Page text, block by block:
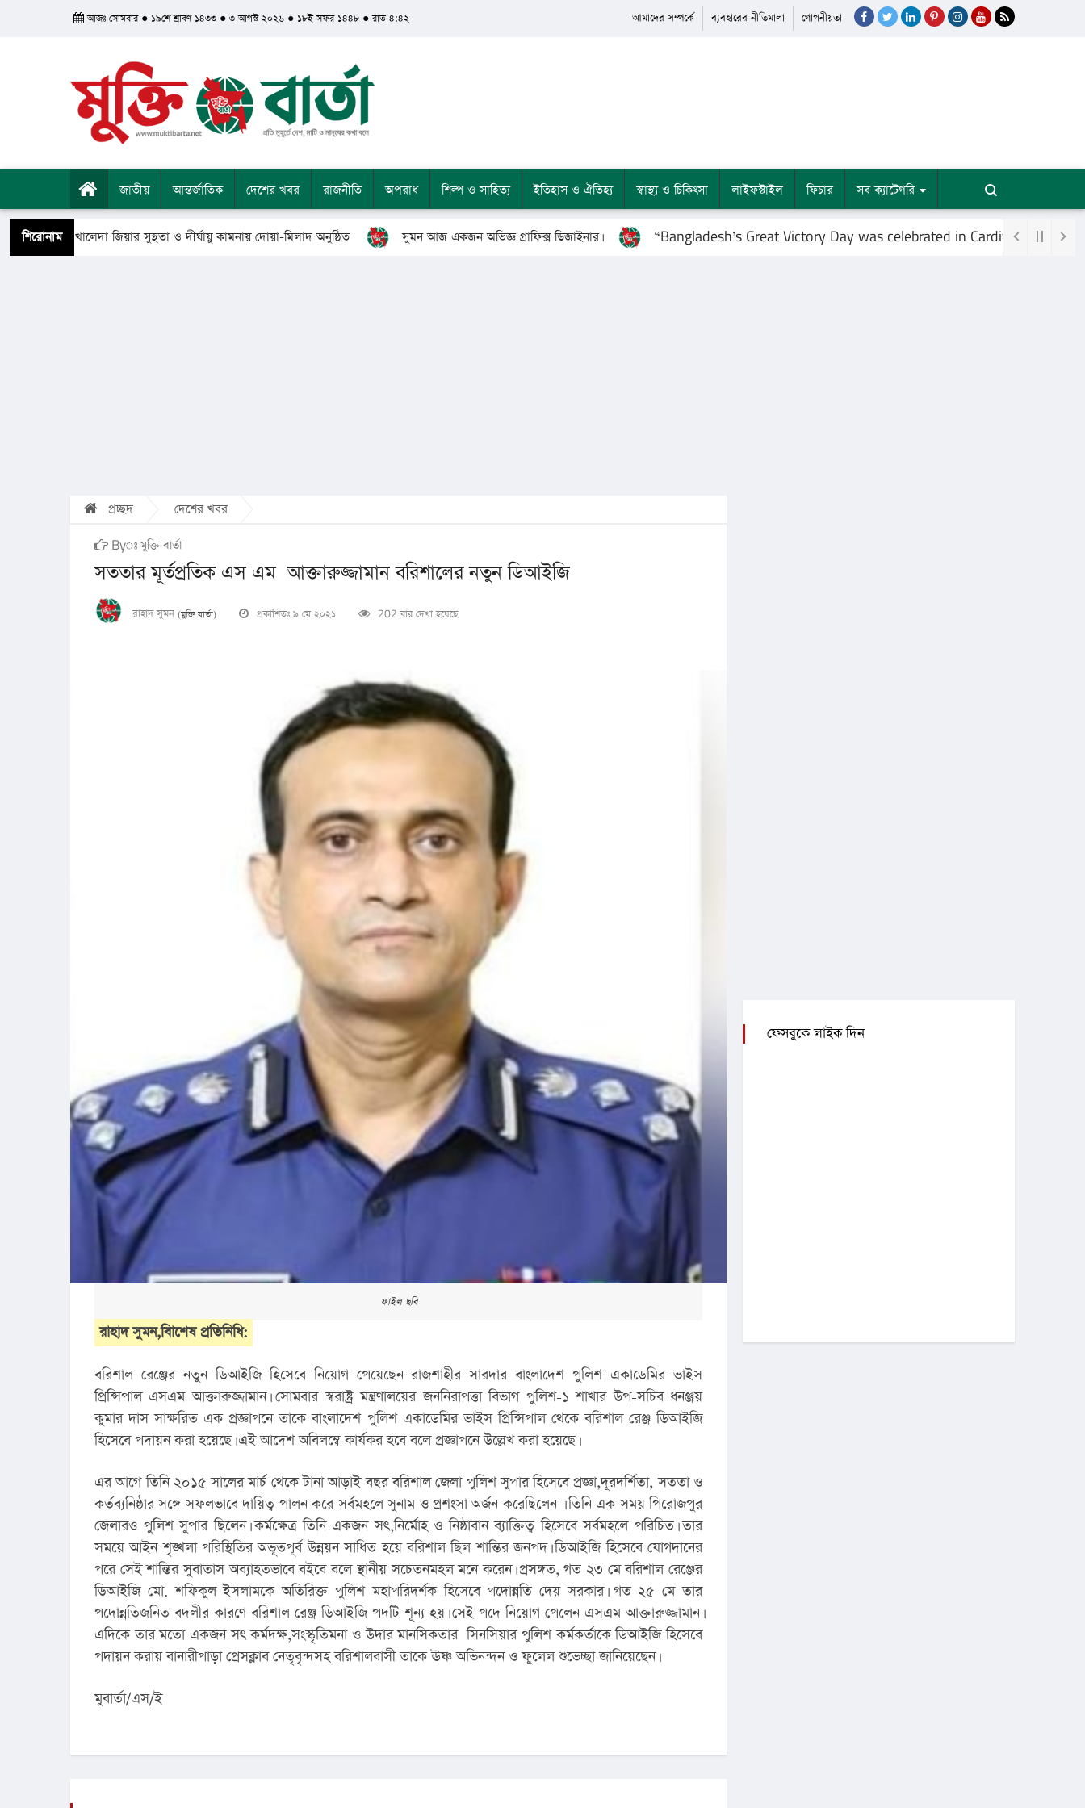
আজঃ সোমবার ● ১৯শে শ্রাবণ ১৪৩৩ ● ৩ আগস্ট ২০২৬ ● ১৮ই সফর ১৪৪৮ ● রাত ৪:৪২ আমাদের সম্পর্কে ব্যবহারের নীতিমালা গোপনীয়তা
জাতীয় আন্তর্জাতিক দেশের খবর রাজনীতি অপরাধ শিল্প ও সাহিত্য ইতিহাস ও ঐতিহ্য স্বাস্থ্য ও চিকিৎসা লাইফস্টাইল ফিচার সব ক্যাটেগরি
শিরোনামখালেদা জিয়ার সুস্থতা ও দীর্ঘায়ু কামনায় দোয়া-মিলাদ অনুষ্ঠিত সুমন আজ একজন অভিজ্ঞ গ্রাফিক্স ডিজাইনার। “Bangladesh’s Great Victory Day was celebrated in Cardiff, Britain, at the
প্রচ্ছদ দেশের খবর
Byঃ মুক্তি বার্তা
সততার মূর্তপ্রতিক এস এম আক্তারুজ্জামান বরিশালের নতুন ডিআইজি
রাহাদ সুমন (মুক্তি বার্তা) প্রকাশিতঃ ৯ মে ২০২১ 202 বার দেখা হয়েছে
ফাইল ছবি
রাহাদ সুমন,বািশেষ প্রতিনিধি:
বরিশাল রেঞ্জের নতুন ডিআইজি হিসেবে নিয়োগ পেয়েছেন রাজশাহীর সারদার বাংলাদেশ পুলিশ একাডেমির ভাইস
প্রিন্সিপাল এসএম আক্তারুজ্জামান। সোমবার স্বরাষ্ট্র মন্ত্রণালয়ের জননিরাপত্তা বিভাগ পুলিশ-১ শাখার উপ-সচিব ধনঞ্জয়
কুমার দাস সাক্ষরিত এক প্রজ্ঞাপনে তাকে বাংলাদেশ পুলিশ একাডেমির ভাইস প্রিন্সিপাল থেকে বরিশাল রেঞ্জ ডিআইজি
হিসেবে পদায়ন করা হয়েছে। এই আদেশ অবিলম্বে কার্যকর হবে বলে প্রজ্ঞাপনে উল্লেখ করা হয়েছে।
এর আগে তিনি ২০১৫ সালের মার্চ থেকে টানা আড়াই বছর বরিশাল জেলা পুলিশ সুপার হিসেবে প্রজ্ঞা,দূরদর্শিতা, সততা ও
কর্তব্যনিষ্ঠার সঙ্গে সফলভাবে দায়িত্ব পালন করে সর্বমহলে সুনাম ও প্রশংসা অর্জন করেছিলেন । তিনি এক সময় পিরোজপুর
জেলারও পুলিশ সুপার ছিলেন। কর্মক্ষেত্র তিনি একজন সৎ,নির্মোহ ও নিষ্ঠাবান ব্যাক্তিত্ব হিসেবে সর্বমহলে পরিচিত। তার
সময়ে আইন শৃঙ্খলা পরিস্থিতির অভূতপূর্ব উন্নয়ন সাধিত হয়ে বরিশাল ছিল শান্তির জনপদ। ডিআইজি হিসেবে যোগদানের
পরে সেই শান্তির সুবাতাস অব্যাহতভাবে বইবে বলে স্থানীয় সচেতনমহল মনে করেন। প্রসঙ্গত, গত ২৩ মে বরিশাল রেঞ্জের
ডিআইজি মো. শফিকুল ইসলামকে অতিরিক্ত পুলিশ মহাপরিদর্শক হিসেবে পদোন্নতি দেয় সরকার। গত ২৫ মে তার
পদোন্নতিজনিত বদলীর কারণে বরিশাল রেঞ্জ ডিআইজি পদটি শূন্য হয়। সেই পদে নিয়োগ পেলেন এসএম আক্তারুজ্জামান।
এদিকে তার মতো একজন সৎ কর্মদক্ষ,সংস্কৃতিমনা ও উদার মানসিকতার  সিনসিয়ার পুলিশ কর্মকর্তাকে ডিআইজি হিসেবে
পদায়ন করায় বানারীপাড়া প্রেসক্লাব নেতৃবৃন্দসহ বরিশালবাসী তাকে ঊষ্ণ অভিনন্দন ও ফুলেল শুভেচ্ছা জানিয়েছেন।
মুবার্তা/এস/ই
ফেসবুকে লাইক দিন